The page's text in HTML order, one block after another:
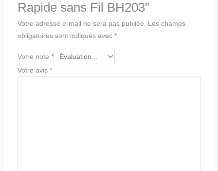
Rapide sans Fil BH203”
Votre adresse e-mail ne sera pas publiée. Les champs
obligatoires sont indiqués avec *
Votre note *
Votre avis *